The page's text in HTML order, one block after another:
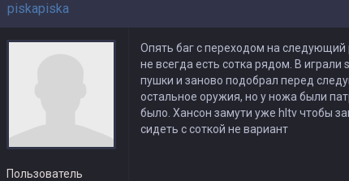
piskapiska
Пользователь
Опять баг с переходом на следующий
не всегда есть сотка рядом. В
пушки и заново подобрал перед
остальное оружия, но у ножа были
было. Хансон замути уже hltv чтобы
сидеть с соткой не вариант